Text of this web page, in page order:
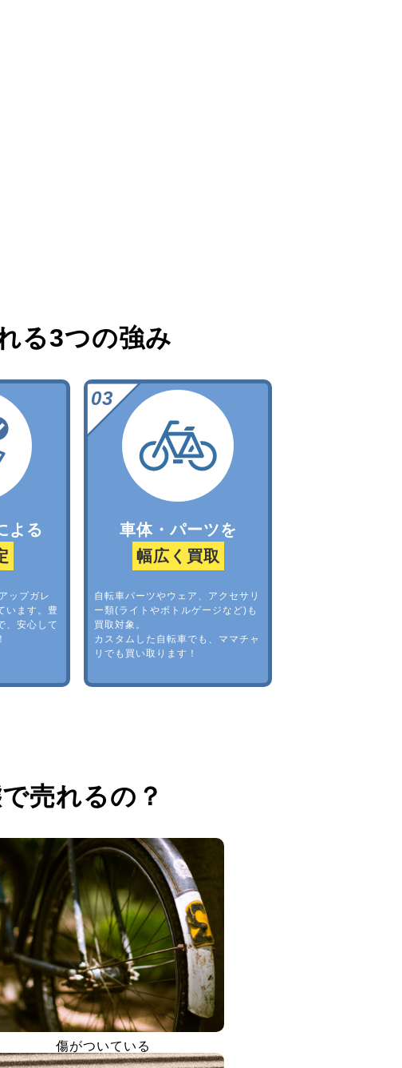
る3つの強み
よる
ップガレ
います。豊
、安心して
車体・パーツを
幅広く買取
自転車パーツやウェア、アクセサリ
ー類(ライトやボトルゲージなど)も
買取対象。
カスタムした自転車でも、ママチャ
リでも買い取ります！
売れるの？
傷がついている